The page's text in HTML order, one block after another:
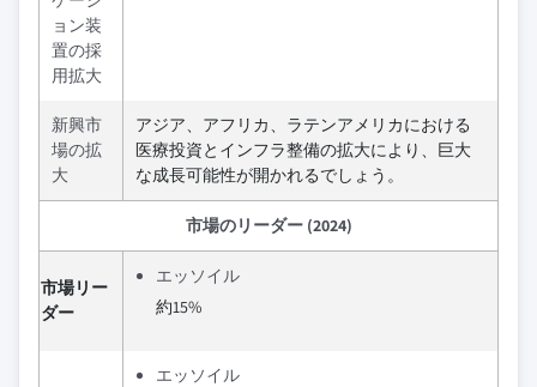
ョン装
置の採
用拡大
新興市
場の拡
大
アジア、アフリカ、ラテンアメリカにおける
医療投資とインフラ整備の拡大により、巨大
な成長可能性が開かれるでしょう。
市場のリーダー (2024)
市場リー
ダー
エッソイル
約15%
エッソイル